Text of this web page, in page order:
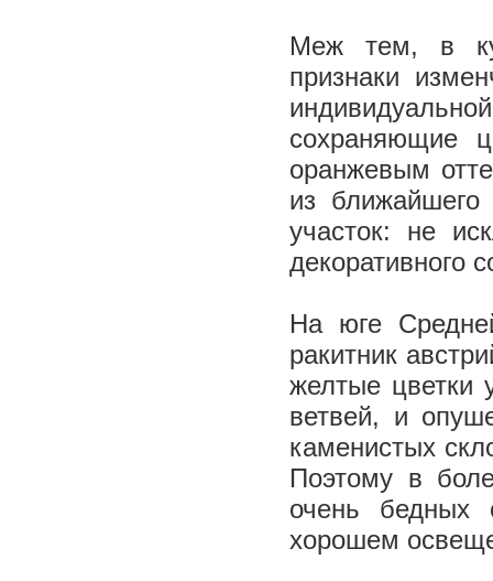
Меж тем, в
признаки
сохраняющие
оранжевым
из
участок: не
декоративного
На юге
ракитник
желтые цветки
ветвей, и
каменистых
Поэтому в
очень бедных
хорошем